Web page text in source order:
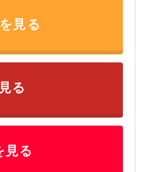
見る
る
見る